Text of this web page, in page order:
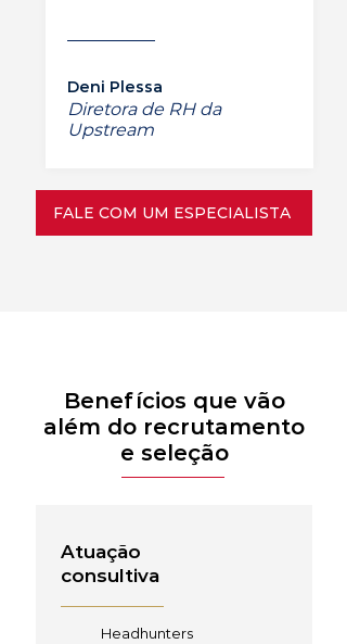
Deni Plessa
Diretora de RH da
Upstream
FALE COM UM ESPECIALISTA
Benefícios que vão
além do recrutamento
e seleção
Atuação
consultiva
Headhunters